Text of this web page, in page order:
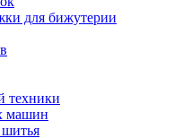
для бижутерии
техники
машин